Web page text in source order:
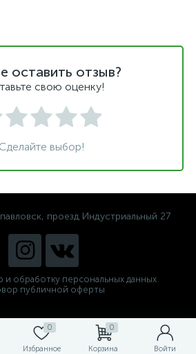
0
Избранное
0
Корзина Войти
оставить отзыв?
свою оценку!
Сделайте выбор!
проезд Индустриальный 27
и обработку персональных данных
публичной оферты